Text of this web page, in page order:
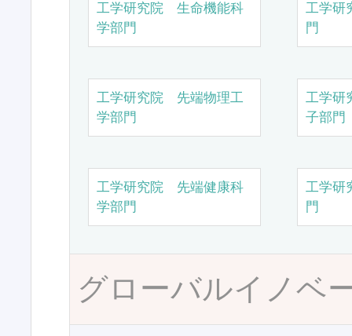
工学研究院 生命機能科
学部門
工学研
門
工学研究院 先端物理工
学部門
工学研
子部門
工学研究院 先端健康科
学部門
工学研
門
グローバルイノベ